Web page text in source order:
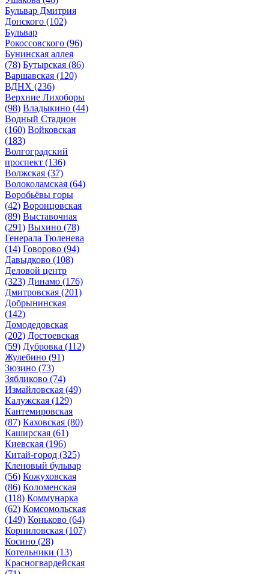
Бульвар Дмитрия
Донского (102)
Бульвар
Рокоссовского (96)
Бунинская аллея
(78) Бутырская (86)
Варшавская (120)
ВДНХ (236)
Верхние Лихоборы
(98) Владыкино (44)
Водный Стадион
(160) Войковская
(183)
Волгоградский
проспект (136)
Волжская (37)
Волоколамская (64)
Воробьёвы горы
(42) Воронцовская
(89) Выставочная
(291) Выхино (78)
Генерала Тюленева
(14) Говорово (94)
Давыдково (108)
Деловой центр
(323) Динамо (176)
Дмитровская (201)
Добрынинская
(142)
Домодедовская
(202) Достоевская
(59) Дубровка (112)
Жулебино (91)
Зюзино (73)
Зябликово (74)
Измайловская (49)
Калужская (129)
Кантемировская
(87) Каховская (80)
Каширская (61)
Киевская (196)
Китай-город (325)
Кленовый бульвар
(56) Кожуховская
(86) Коломенская
(118) Коммунарка
(62) Комсомольская
(149) Коньково (64)
Корниловская (107)
Косино (28)
Котельники (13)
Красногвардейская